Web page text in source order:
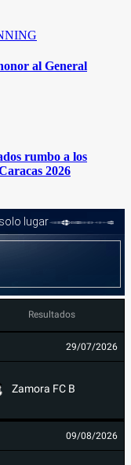
al General
rumbo a los
2026
Resultados
29/07/2026
Zamora FC B
09/08/2026